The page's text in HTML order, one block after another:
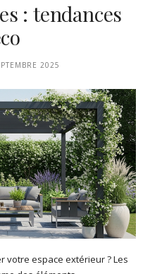
: tendances
2025
votre espace extérieur ? Les